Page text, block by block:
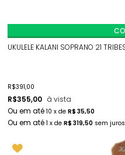
UKULELE KALANI SOPRANO 21
R$391,00
R$355,00 à vista
10 x de R$ 35,50
1 x de R$ 319,50 sem juros